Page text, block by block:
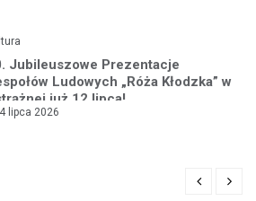
Jubileuszowe Prezentacje
Ludowych „Róża Kłodzka” w
już 12 lipca!
4 lipca 2026